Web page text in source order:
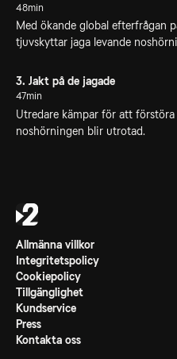
48min
Med ökande global efterfrågan
tjuvskyttar jaga levande
3. Jakt på de jagade
47min
Utredare kämpar för att
noshörningen blir utrotad.
Allmänna villkor
Integritetspolicy
Cookiepolicy
Tillgänglighet
Kundservice
Press
Kontakta oss